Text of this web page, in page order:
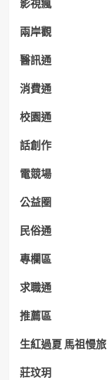
影視瘋
兩岸觀
醫訊通
消費通
校園通
話創作
電競場
公益圈
民俗通
專欄區
求職通
推薦區
生紅過夏 馬祖慢旅
莊玟玥